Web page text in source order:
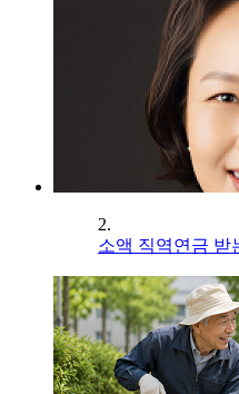
2.
소액 직역연금 받